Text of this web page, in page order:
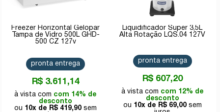
Freezer Horizontal Gelopar
Tampa de Vidro 500L GHD-
500 CZ 127v
R$ 3.611,14
com 14% de
desconto
10x de
R$ 419,90
pronta entrega
Liquidificador Super 3,5L
Alta Rotação LQS.04 127V
R$ 607,20
com 12% de
desconto
10x de
R$ 69,00
pronta entrega